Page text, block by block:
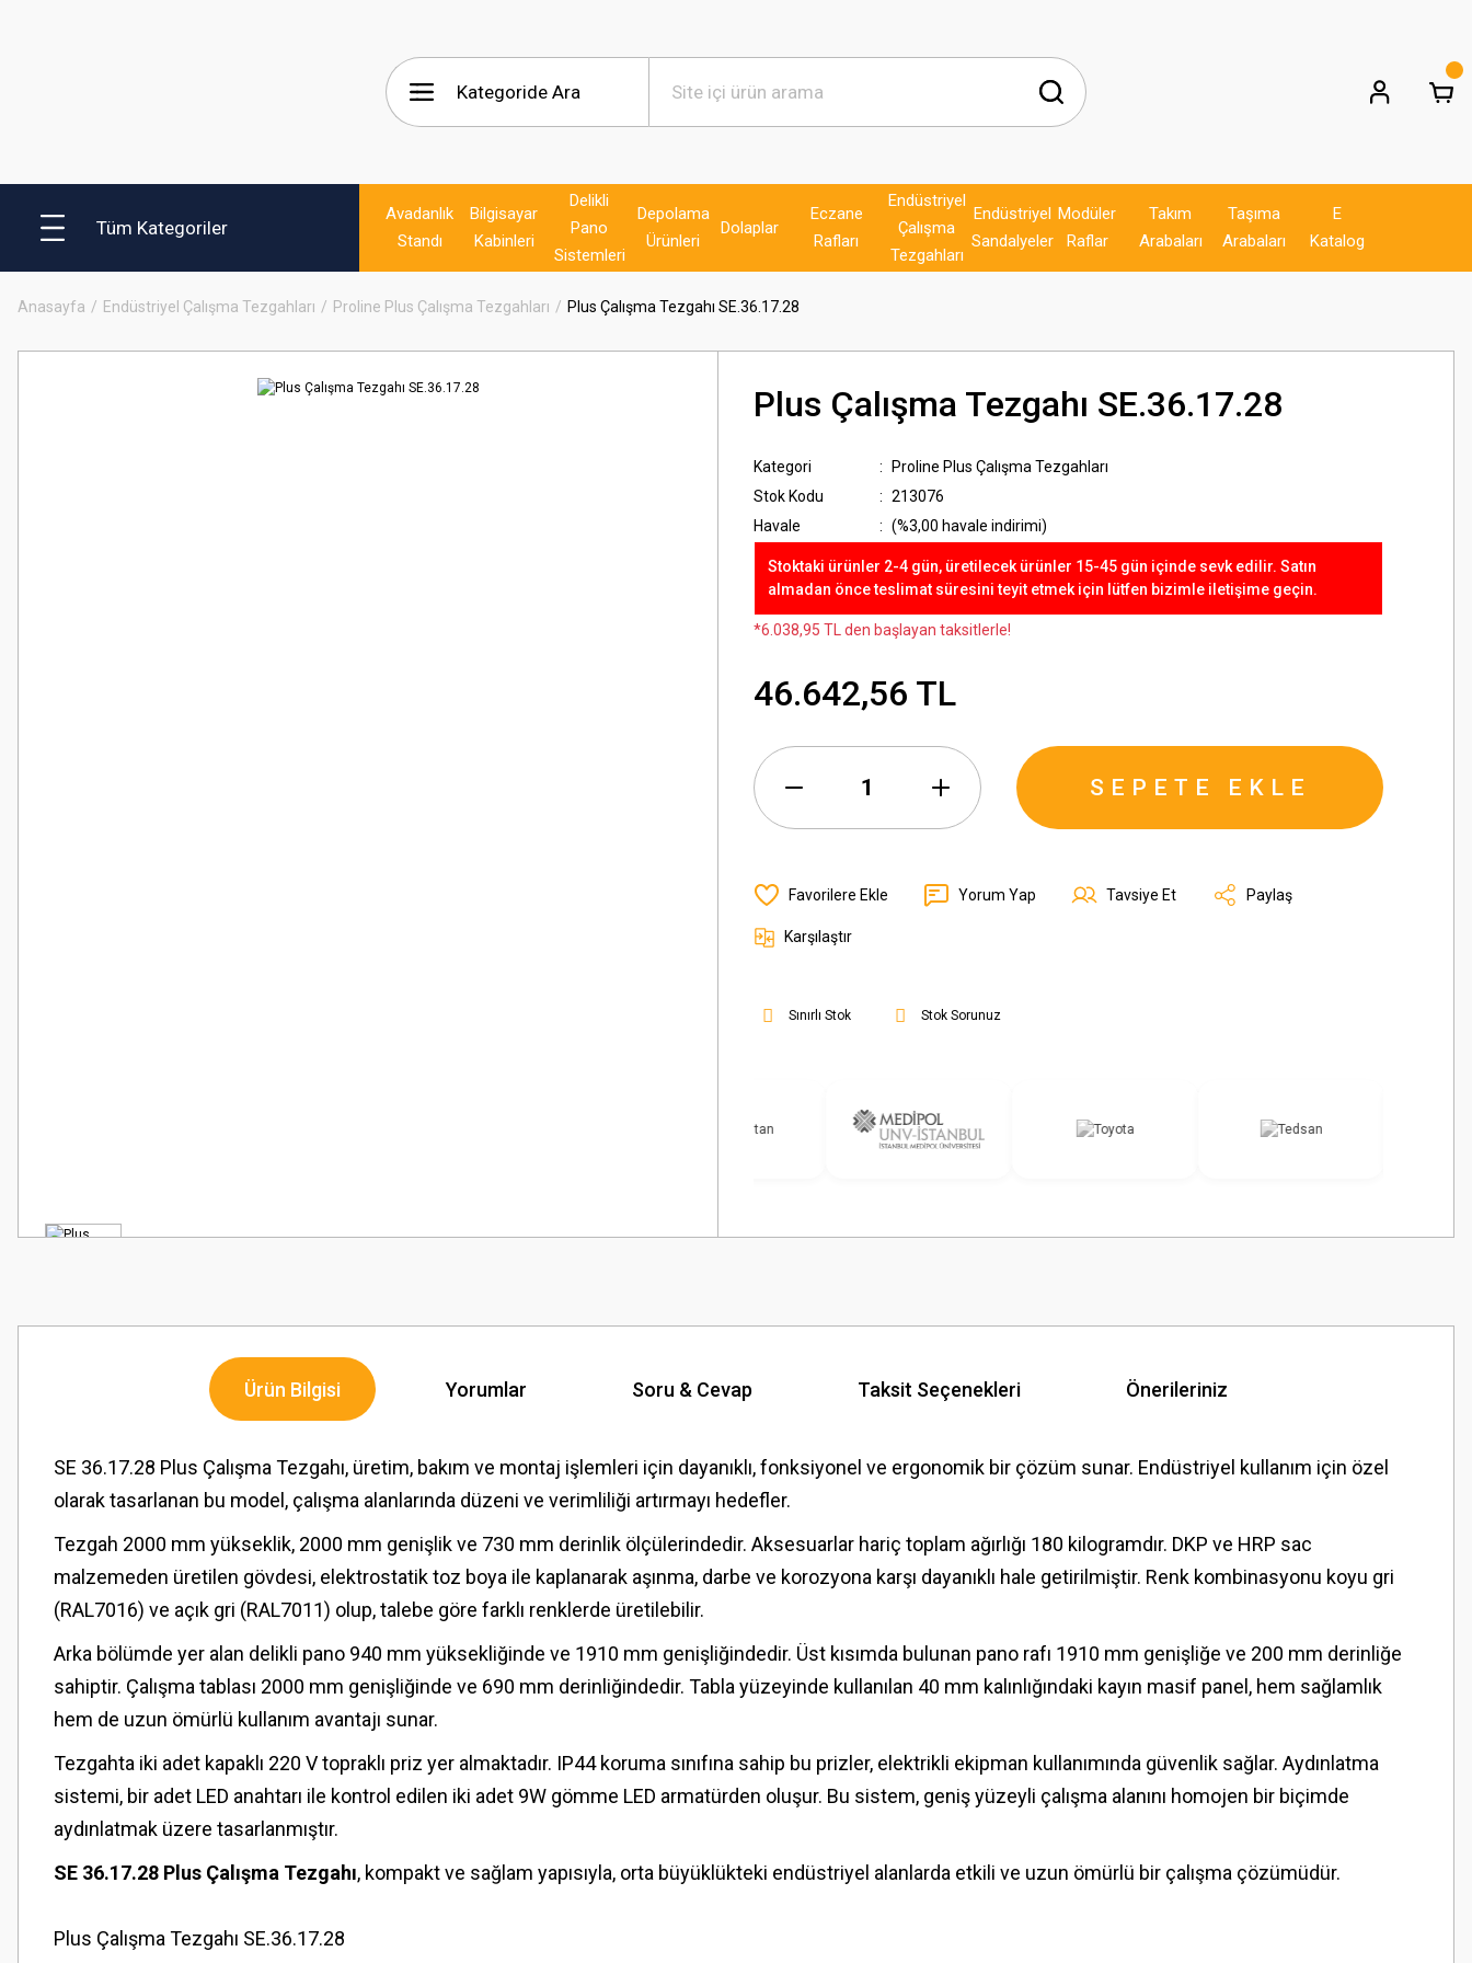
Tüm Kategoriler
Avadanlık
Standı
Bilgisayar
Kabinleri
Delikli
Pano
Sistemleri
Depolama
Ürünleri
Dolaplar
Eczane
Rafları
Endüstriyel
Çalışma
Tezgahları
Endüstriyel
Sandalyeler
Modüler
Raflar
Takım
Arabaları
Taşıma
Arabaları
E
Katalog
Anasayfa Endüstriyel Çalışma Tezgahları Proline Plus Çalışma Tezgahları Plus Çalışma Tezgahı SE.36.17.28
Plus Çalışma Tezgahı SE.36.17.28
Kategori
Proline Plus Çalışma Tezgahları
Stok Kodu
213076
Havale
(%3,00 havale indirimi)
Stoktaki ürünler 2-4 gün, üretilecek ürünler 15-45 gün içinde sevk edilir. Satın
almadan önce teslimat süresini teyit etmek için lütfen bizimle iletişime geçin.
*6.038,95 TL den başlayan taksitlerle!
46.642,56 TL
SEPETE EKLE
Yorum Yap Tavsiye Et Paylaş
Karşılaştır
Sınırlı Stok Stok Sorunuz
Ürün Bilgisi Yorumlar Soru & Cevap Taksit Seçenekleri Önerileriniz
SE 36.17.28 Plus Çalışma Tezgahı, üretim, bakım ve montaj işlemleri için dayanıklı, fonksiyonel ve ergonomik bir çözüm sunar. Endüstriyel kullanım için özel
olarak tasarlanan bu model, çalışma alanlarında düzeni ve verimliliği artırmayı hedefler.
Tezgah 2000 mm yükseklik, 2000 mm genişlik ve 730 mm derinlik ölçülerindedir. Aksesuarlar hariç toplam ağırlığı 180 kilogramdır. DKP ve HRP sac
malzemeden üretilen gövdesi, elektrostatik toz boya ile kaplanarak aşınma, darbe ve korozyona karşı dayanıklı hale getirilmiştir. Renk kombinasyonu koyu gri
(RAL7016) ve açık gri (RAL7011) olup, talebe göre farklı renklerde üretilebilir.
Arka bölümde yer alan delikli pano 940 mm yüksekliğinde ve 1910 mm genişliğindedir. Üst kısımda bulunan pano rafı 1910 mm genişliğe ve 200 mm derinliğe
sahiptir. Çalışma tablası 2000 mm genişliğinde ve 690 mm derinliğindedir. Tabla yüzeyinde kullanılan 40 mm kalınlığındaki kayın masif panel, hem sağlamlık
hem de uzun ömürlü kullanım avantajı sunar.
Tezgahta iki adet kapaklı 220 V topraklı priz yer almaktadır. IP44 koruma sınıfına sahip bu prizler, elektrikli ekipman kullanımında güvenlik sağlar. Aydınlatma
sistemi, bir adet LED anahtarı ile kontrol edilen iki adet 9W gömme LED armatürden oluşur. Bu sistem, geniş yüzeyli çalışma alanını homojen bir biçimde
aydınlatmak üzere tasarlanmıştır.
SE 36.17.28 Plus Çalışma Tezgahı, kompakt ve sağlam yapısıyla, orta büyüklükteki endüstriyel alanlarda etkili ve uzun ömürlü bir çalışma çözümüdür.
Plus Çalışma Tezgahı SE.36.17.28